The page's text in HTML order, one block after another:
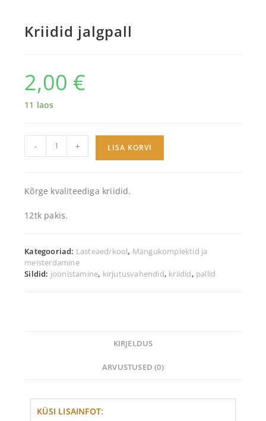
Kriidid jalgpall
2,00 €
11 laos
- + LISA KORVI
Kõrge kvaliteediga kriidid.
12tk pakis.
Kategooriad: Lasteaed/kool, Mängukomplektid ja
meisterdamine
Sildid: joonistamine, kirjutusvahendid, kriidid, pallid
KIRJELDUS
ARVUSTUSED (0)
KÜSI LISAINFOT: